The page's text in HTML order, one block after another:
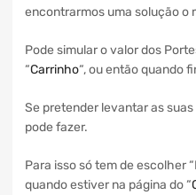
encontrarmos uma solução o
Pode simular o valor dos
“Carrinho“, ou então quando
Se pretender levantar as
pode fazer.
Para isso só tem de escolher
quando estiver na página do “